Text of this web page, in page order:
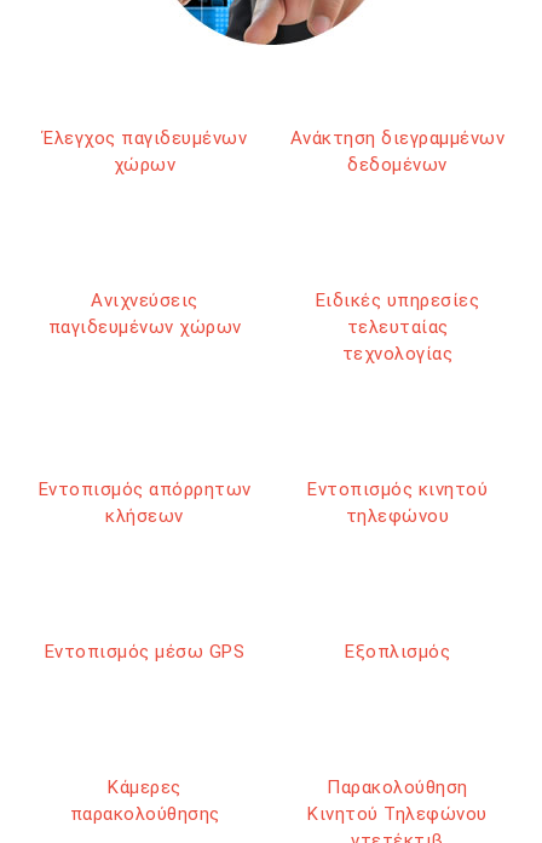
Έλεγχος παγιδευμένων
χώρων
Ανάκτηση διεγραμμένων
δεδομένων
Ανιχνεύσεις
παγιδευμένων χώρων
Ειδικές υπηρεσίες
τελευταίας
τεχνολογίας
Εντοπισμός απόρρητων
κλήσεων
Εντοπισμός κινητού
τηλεφώνου
Εντοπισμός μέσω GPS Εξοπλισμός
Κάμερες
παρακολούθησης
Παρακολούθηση
Κινητού Τηλεφώνου